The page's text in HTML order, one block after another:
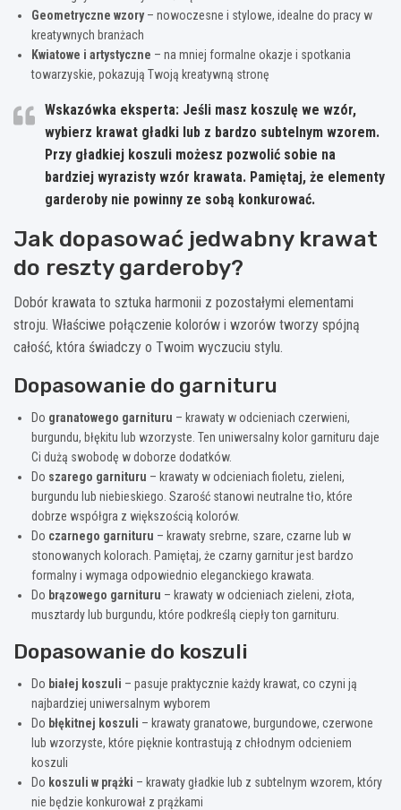
Geometryczne wzory– nowoczesne i stylowe, idealne do pracy w
kreatywnych branżach
Kwiatowe i artystyczne – na mniej formalne okazje i spotkania
towarzyskie, pokazują Twoją kreatywną stronę
Wskazówka eksperta: Jeśli masz koszulę we wzór,
wybierz krawat gładki lub z bardzo subtelnym wzorem.
Przy gładkiej koszuli możesz pozwolić sobie na
bardziej wyrazisty wzór krawata. Pamiętaj, że elementy
garderoby nie powinny ze sobą konkurować.
Jak dopasować jedwabny krawat
do reszty garderoby?
Dobór krawata to sztuka harmonii z pozostałymi elementami
stroju. Właściwe połączenie kolorów i wzorów tworzy spójną
całość, która świadczy o Twoim wyczuciu stylu.
Dopasowanie do garnituru
Do granatowego garnituru – krawaty w odcieniach czerwieni,
burgundu, błękitu lub wzorzyste. Ten uniwersalny kolor garnituru daje
Ci dużą swobodę w doborze dodatków.
Do szarego garnituru – krawaty w odcieniach fioletu, zieleni,
burgundu lub niebieskiego. Szarość stanowi neutralne tło, które
dobrze współgra z większością kolorów.
Do czarnego garnituru – krawaty srebrne, szare, czarne lub w
stonowanych kolorach. Pamiętaj, że czarny garnitur jest bardzo
formalny i wymaga odpowiednio eleganckiego krawata.
Do brązowego garnituru – krawaty w odcieniach zieleni, złota,
musztardy lub burgundu, które podkreślą ciepły ton garnituru.
Dopasowanie do koszuli
Do białej koszuli – pasuje praktycznie każdy krawat, co czyni ją
najbardziej uniwersalnym wyborem
Do błękitnej koszuli – krawaty granatowe, burgundowe, czerwone
lub wzorzyste, które pięknie kontrastują z chłodnym odcieniem
koszuli
Do koszuli w prążki – krawaty gładkie lub z subtelnym wzorem, który
nie będzie konkurował z prążkami